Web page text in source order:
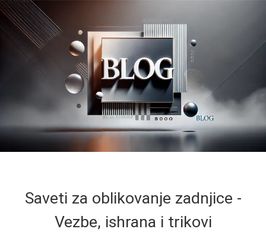
Saveti za oblikovanje zadnjice -
Vezbe, ishrana i trikovi